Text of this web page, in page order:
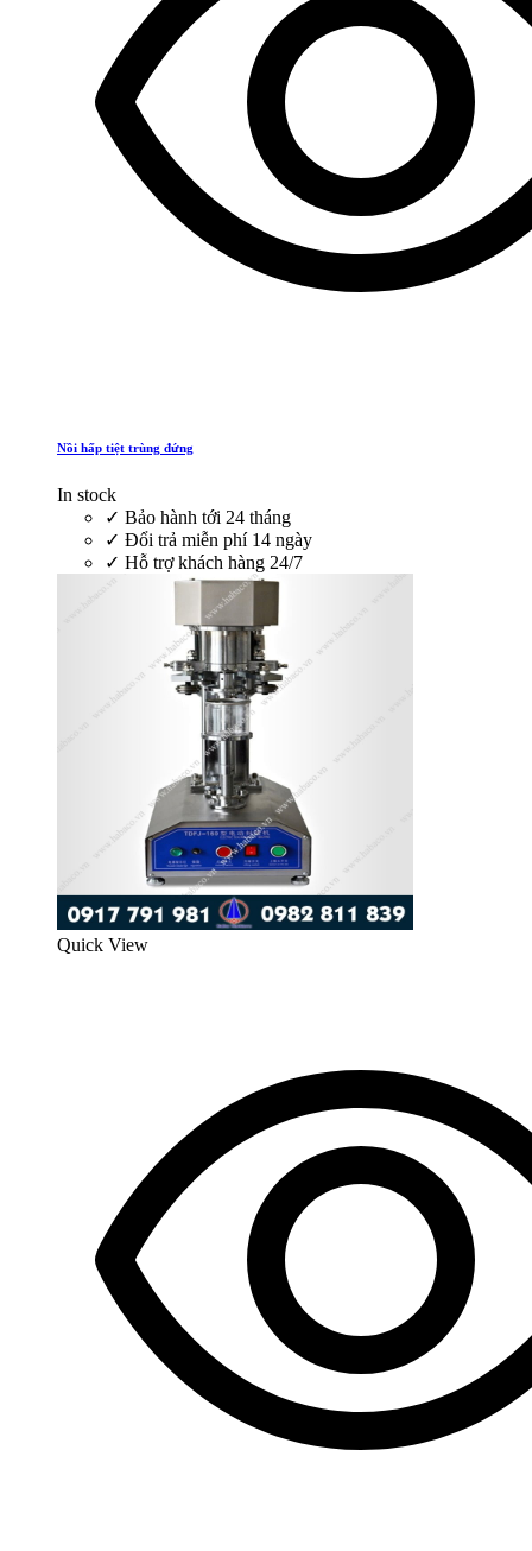
Nồi hấp tiệt trùng đứng
In stock
✓ Bảo hành tới 24 tháng
✓ Đổi trả miễn phí 14 ngày
✓ Hỗ trợ khách hàng 24/7
Quick View